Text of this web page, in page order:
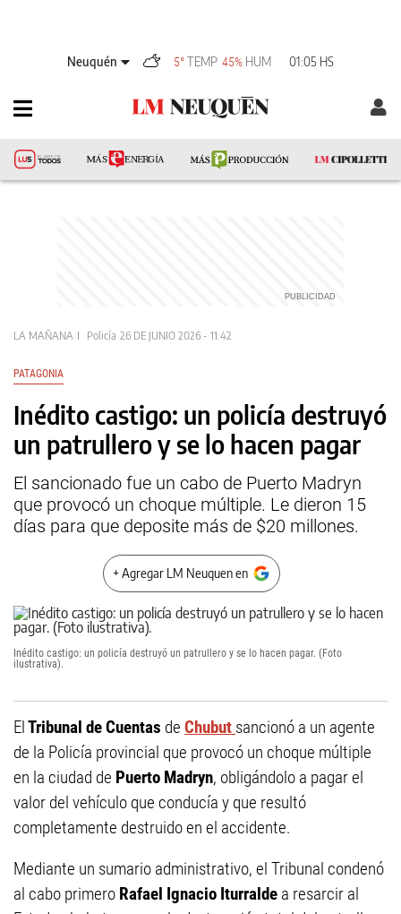
Neuquén 5°TEMP 45% HUM 01:05 HS
LA MAÑANA Policía 26 DE JUNIO 2026 - 11:42
PATAGONIA
Inédito castigo: un policía destruyó
un patrullero y se lo hacen pagar
El sancionado fue un cabo de Puerto Madryn
que provocó un choque múltiple. Le dieron 15
días para que deposite más de $20 millones.
+ Agregar LM Neuquen en
Inédito castigo: un policía destruyó un patrullero y se lo hacen pagar. (Foto
ilustrativa).
ElTribunal de Cuentas de Chubut sancionó a un agente
de la Policía provincial que provocó un choque múltiple
en la ciudad de Puerto Madryn, obligándolo a pagar el
valor del vehículo que conducía y que resultó
completamente destruido en el accidente.
Mediante un sumario administrativo, el Tribunal condenó
al cabo primero Rafael Ignacio Iturralde a resarcir al